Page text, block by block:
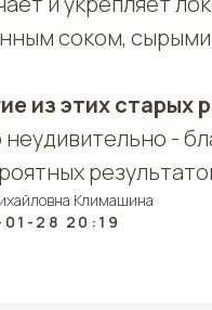
соком, сырыми
из этих старых
неудивительно -
Климашина
28 20:19